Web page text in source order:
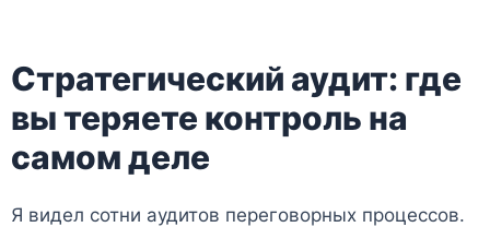
Стратегический аудит: где
вы теряете контроль на
самом деле
Я видел сотни аудитов переговорных процессов.